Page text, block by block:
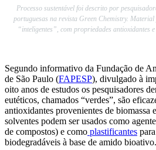
Processo sustentável foi descrito por
portuguesas na revista Green Chemistry.
“inteligentes”, com propriedades antioxidantes
Segundo informativo da Fundação de
de São Paulo (FAPESP), divulgado à
oito anos de estudos os pesquisadores
eutéticos, chamados “verdes”, são
antioxidantes provenientes de biomassa
solventes podem ser usados como
de compostos) e como plastificantes
biodegradáveis à base de amido bioativo.